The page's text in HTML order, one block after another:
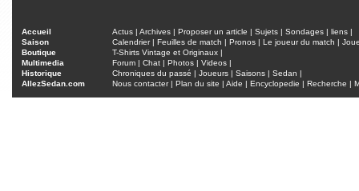
Accueil Actus | Archives | Proposer un article | Sujets | Sondages | liens |
Saison
Calendrier| Feuilles de match | Pronos | Le joueur du match |
Boutique
T-Shirts Vintage et Originaux |
Multimedia
Forum | Chat | Photos | Videos |
Historique
Chroniques du passé | Joueurs | Saisons | Sedan |
AllezSedan.com
Nous contacter| Plan du site | Aide | Encyclopedie | Recherche |